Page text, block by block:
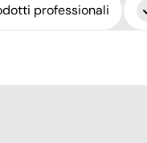
professionali